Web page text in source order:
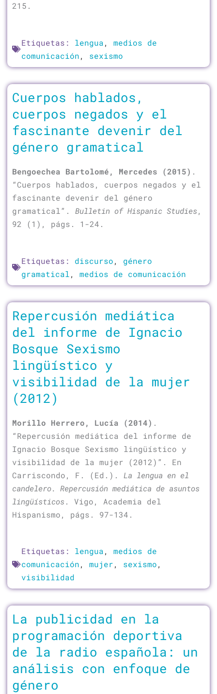
215.
Etiquetas: lengua, medios de
comunicación, sexismo
Cuerpos hablados,
cuerpos negados y el
fascinante devenir del
género gramatical
Bengoechea Bartolomé, Mercedes (2015) .
“Cuerpos hablados, cuerpos negados y el
fascinante devenir del género
gramatical”. Bulletin of Hispanic Studies,
92 (1), págs. 1-24.
Etiquetas: discurso, género
gramatical, medios de comunicación
Repercusión mediática
del informe de Ignacio
Bosque Sexismo
lingüístico y
visibilidad de la mujer
(2012)
Morillo Herrero, Lucía (2014) .
“Repercusión mediática del informe de
Ignacio Bosque Sexismo lingüístico y
visibilidad de la mujer (2012)”. En
Carriscondo, F. (Ed.). La lengua en el
candelero. Repercusión mediática de asuntos
lingüísticos. Vigo, Academia del
Hispanismo, págs. 97-134.
Etiquetas: lengua, medios de
comunicación, mujer, sexismo,
visibilidad
La publicidad en la
programación deportiva
de la radio española: un
análisis con enfoque de
género